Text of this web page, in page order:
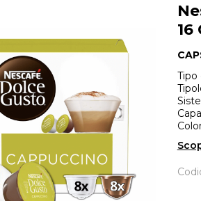
16
Tipo